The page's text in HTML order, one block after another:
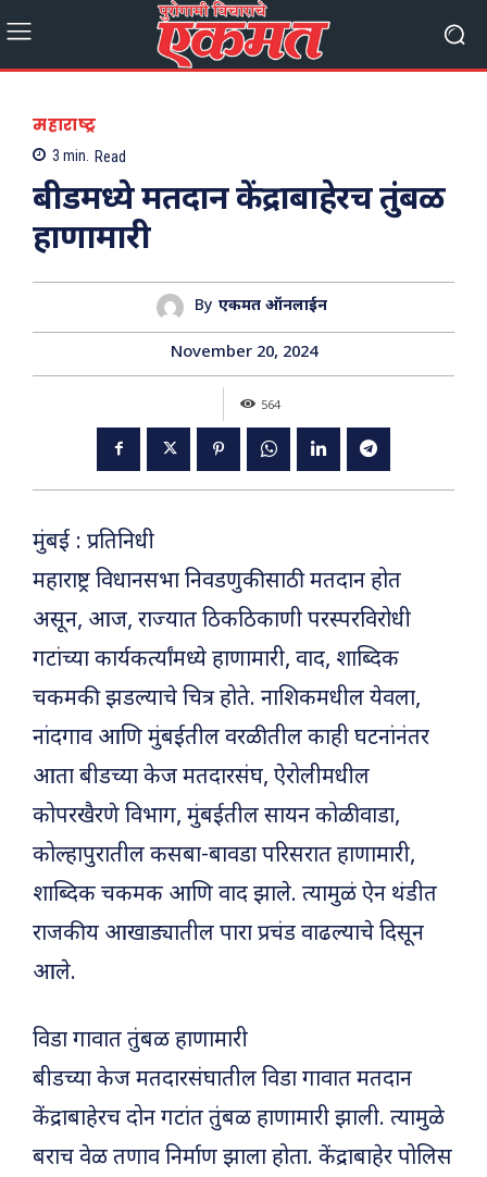
महाराष्ट्र
3 min. Read
बीडमध्ये मतदान केंद्राबाहेरच तुंबळ
हाणामारी
By एकमत ऑनलाईन
November 20, 2024
564
मुंबई : प्रतिनिधी
महाराष्ट्र विधानसभा निवडणुकीसाठी मतदान होत
असून, आज, राज्यात ठिकठिकाणी परस्परविरोधी
गटांच्या कार्यकर्त्यांमध्ये हाणामारी, वाद, शाब्दिक
चकमकी झडल्याचे चित्र होते. नाशिकमधील येवला,
नांदगाव आणि मुंबईतील वरळीतील काही घटनांनंतर
आता बीडच्या केज मतदारसंघ, ऐरोलीमधील
कोपरखैरणे विभाग, मुंबईतील सायन कोळीवाडा,
कोल्हापुरातील कसबा-बावडा परिसरात हाणामारी,
शाब्दिक चकमक आणि वाद झाले. त्यामुळं ऐन थंडीत
राजकीय आखाड्यातील पारा प्रचंड वाढल्याचे दिसून
आले.
विडा गावात तुंबळ हाणामारी
बीडच्या केज मतदारसंघातील विडा गावात मतदान
केंद्राबाहेरच दोन गटांत तुंबळ हाणामारी झाली. त्यामुळे
बराच वेळ तणाव निर्माण झाला होता. केंद्राबाहेर पोलिस